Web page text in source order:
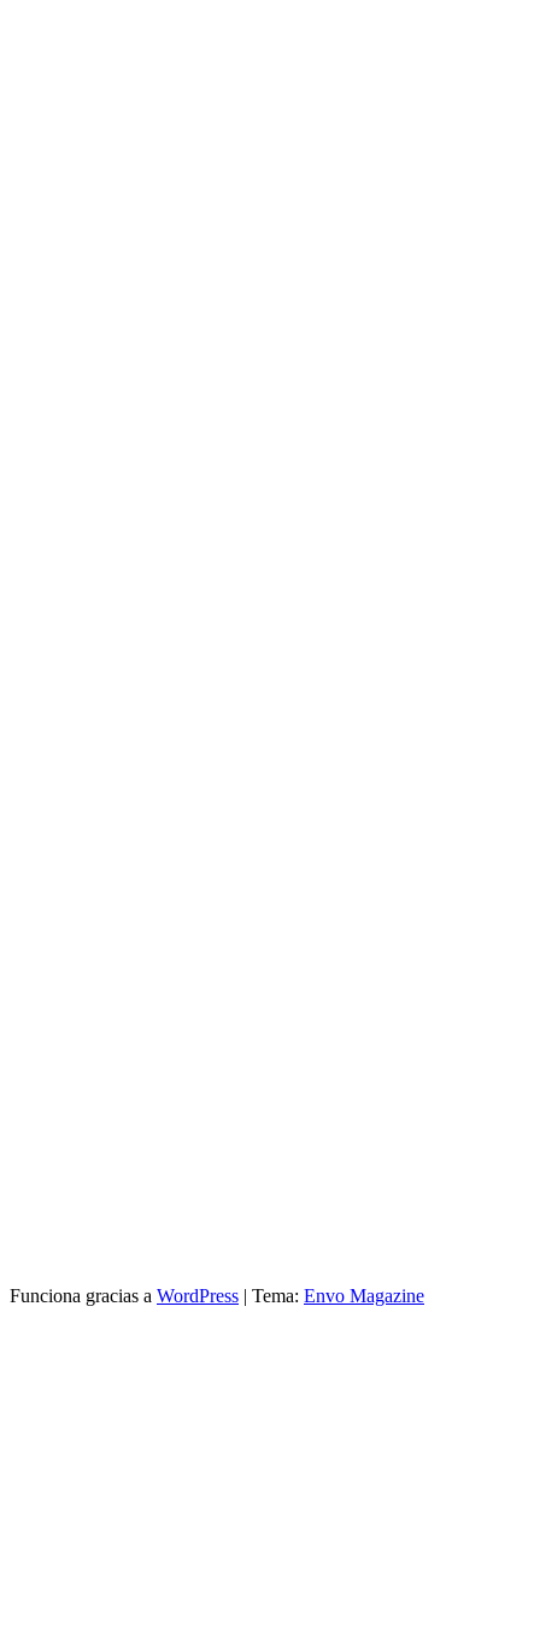
Funciona gracias a WordPress | Tema: Envo Magazine